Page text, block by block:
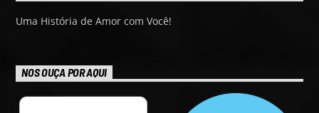
Uma História de Amor com Você!
NOS OUÇA POR AQUI